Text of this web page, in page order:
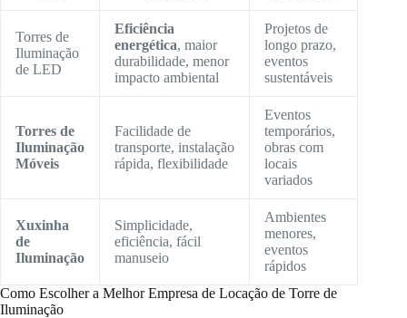
Torres de
Iluminação
de LED
Eficiência
energética, maior
durabilidade, menor
impacto ambiental
Projetos de
longo prazo,
eventos
sustentáveis
Torres de
Iluminação
Móveis
Facilidade de
transporte, instalação
rápida, flexibilidade
Eventos
temporários,
obras com
locais
variados
Xuxinha
de
Iluminação
Simplicidade,
eficiência, fácil
manuseio
Ambientes
menores,
eventos
rápidos
Como Escolher a Melhor Empresa de Locação de Torre de
Iluminação